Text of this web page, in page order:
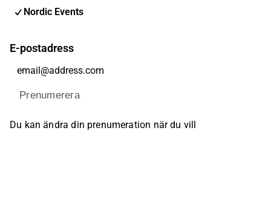
Nordic Events
E-postadress
Prenumerera
Du kan ändra din prenumeration när du vill